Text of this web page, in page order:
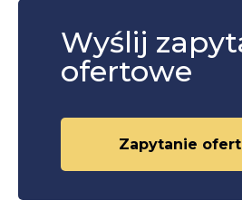
Wyślij
ofertowe
Zapytanie